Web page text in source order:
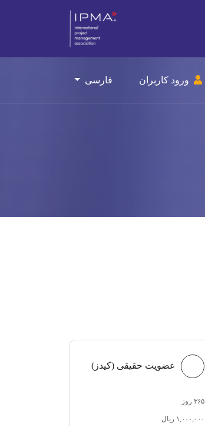
ورود کاربران فارسی
عضویت حقیقی (کیدز)
۳۶۵ روز
۱,۰۰۰,۰۰۰ ریال